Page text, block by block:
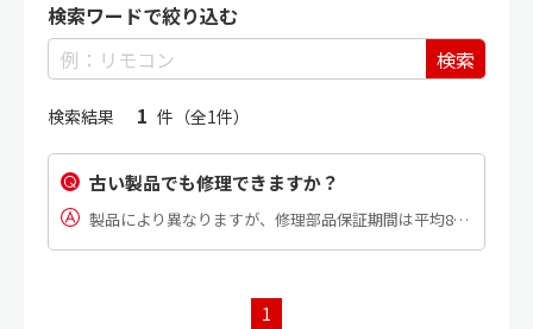
検索ワードで絞り込む
検索結果 1 件（全1件）
古い製品でも修理できますか？
製品により異なりますが、修理部品保証期間は平均8～10年とされています。 修理部品保証期間終了後でもメーカーに修理部品が残っていれば、修理対応が可能な場合もございますが、故障内容によっては修理できない場合もございます。 […]
1